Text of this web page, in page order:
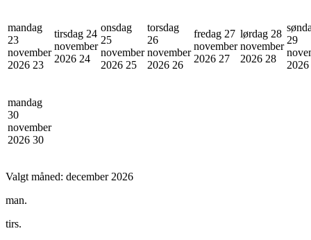
mandag
23
november
2026 23
tirsdag 24
november
2026 24
onsdag
25
november
2026 25
torsdag
26
november
2026 26
fredag 27
november
2026 27
lørdag 28
november
2026 28
29
2026
mandag
30
november
2026 30
Valgt måned: december 2026
man.
tirs.